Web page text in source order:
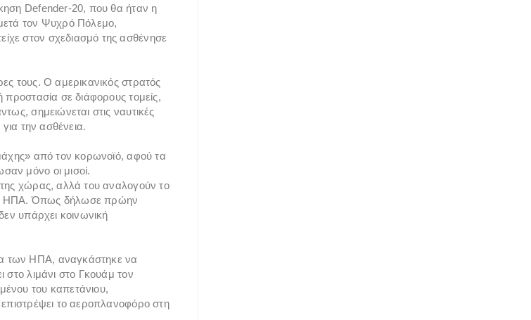
Defender-20, που θα ήταν η
τον Ψυχρό Πόλεμο,
στον σχεδιασμό της ασθένησε
τους. Ο αμερικανικός στρατός
προστασία σε διάφορους τομείς,
σημειώνεται στις ναυτικές
την ασθένεια.
από τον κορωνοϊό, αφού τα
μόνο οι μισοί.
της χώρας, αλλά του αναλογούν το
ΗΠΑ. Όπως δήλωσε πρώην
υπάρχει κοινωνική
των ΗΠΑ, αναγκάστηκε να
στο λιμάνι στο Γκουάμ τον
του καπετάνιου,
το αεροπλανοφόρο στη